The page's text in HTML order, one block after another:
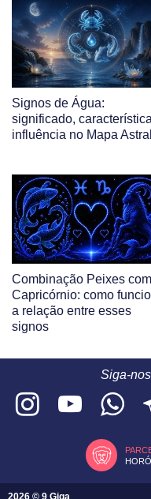
Signos de Água:
significado,
influência no Mapa Astral
Combinação Peixes com
Capricórnio: como
a relação entre esses
signos
Siga-
2026 © 9 Giga